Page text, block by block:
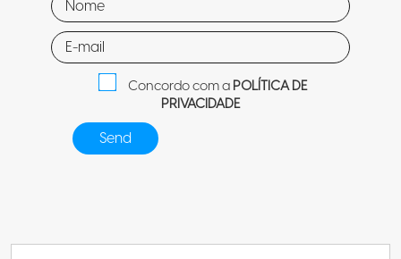
Concordo com aPOLÍTICA DE
PRIVACIDADE